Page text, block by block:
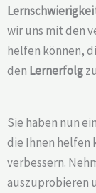
wir uns mit den
helfen können,
den Lernerfolg
Sie haben nun
die Ihnen helfen
verbessern.
auszuprobieren